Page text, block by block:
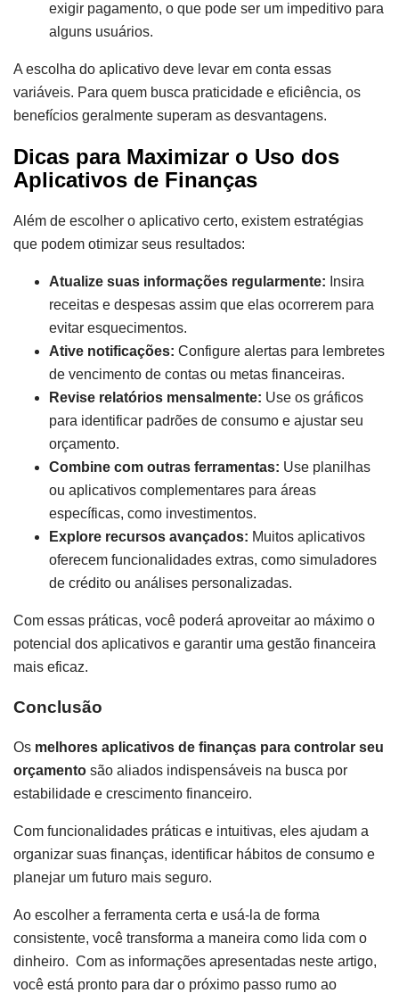
exigir pagamento, o que pode ser um impeditivo para
alguns usuários.
A escolha do aplicativo deve levar em conta essas
variáveis. Para quem busca praticidade e eficiência, os
benefícios geralmente superam as desvantagens.
Dicas para Maximizar o Uso dos
Aplicativos de Finanças
Além de escolher o aplicativo certo, existem estratégias
que podem otimizar seus resultados:
Atualize suas informações regularmente: Insira
receitas e despesas assim que elas ocorrerem para
evitar esquecimentos.
Ative notificações: Configure alertas para lembretes
de vencimento de contas ou metas financeiras.
Revise relatórios mensalmente: Use os gráficos
para identificar padrões de consumo e ajustar seu
orçamento.
Combine com outras ferramentas: Use planilhas
ou aplicativos complementares para áreas
específicas, como investimentos.
Explore recursos avançados: Muitos aplicativos
oferecem funcionalidades extras, como simuladores
de crédito ou análises personalizadas.
Com essas práticas, você poderá aproveitar ao máximo o
potencial dos aplicativos e garantir uma gestão financeira
mais eficaz.
Conclusão
Os melhores aplicativos de finanças para controlar seu
orçamento são aliados indispensáveis na busca por
estabilidade e crescimento financeiro.
Com funcionalidades práticas e intuitivas, eles ajudam a
organizar suas finanças, identificar hábitos de consumo e
planejar um futuro mais seguro.
Ao escolher a ferramenta certa e usá-la de forma
consistente, você transforma a maneira como lida com o
dinheiro. Com as informações apresentadas neste artigo,
você está pronto para dar o próximo passo rumo ao